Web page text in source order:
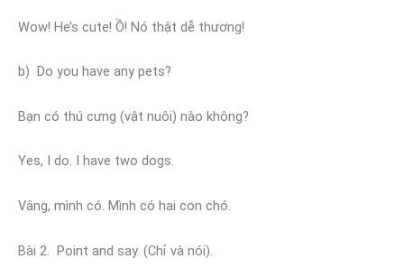
Wow! He’s cute! Ồ! Nó thật dễ thương!
b) Do you have any pets?
Bạn có thú cưng (vật nuôi) nào không?
Yes, I do. I have two dogs.
Vâng, mình có. Mình có hai con chó.
Bài 2. Point and say. (Chỉ và nói).